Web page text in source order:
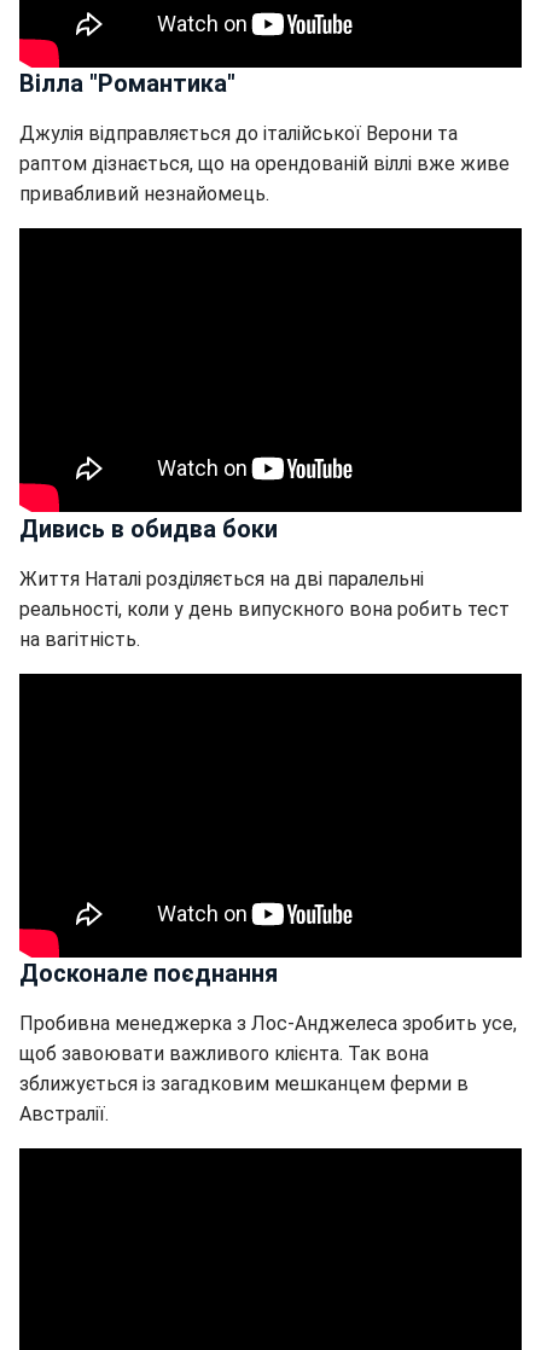
Вілла "Романтика"
Джулія відправляється до італійської Верони та
раптом дізнається, що на орендованій віллі вже живе
привабливий незнайомець.
Дивись в обидва боки
Життя Наталі розділяється на дві паралельні
реальності, коли у день випускного вона робить тест
на вагітність.
Досконале поєднання
Пробивна менеджерка з Лос-Анджелеса зробить усе,
щоб завоювати важливого клієнта. Так вона
зближується із загадковим мешканцем ферми в
Австралії.